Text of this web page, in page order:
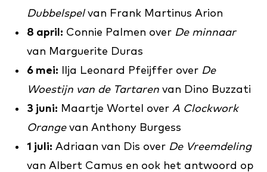
Dubbelspelvan Frank Martinus Arion
8 april: Connie Palmen over De minnaar
van Marguerite Duras
6 mei: Ilja Leonard Pfeijffer over De
Woestijn van de Tartaren van Dino Buzzati
3 juni: Maartje Wortel over A Clockwork
Orangevan Anthony Burgess
1 juli: Adriaan van Dis over De Vreemdeling
van Albert Camus en ook het antwoord op